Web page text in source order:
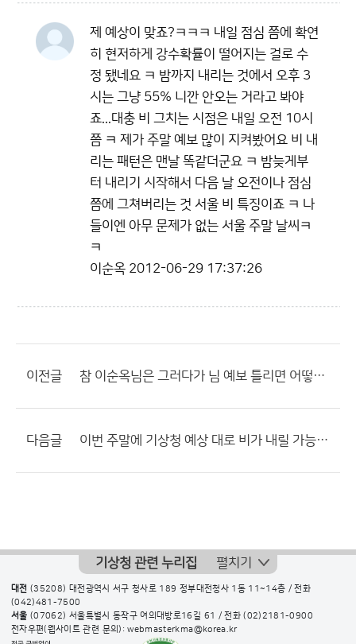
제 예상이 맞죠?ㅋㅋㅋ 내일 점심 쯤에 확연
히 현저하게 강수확률이 떨어지는 걸로 수
정 됐네요 ㅋ 밤까지 내리는 것에서 오후 3
시는 그냥 55% 니깐 안오는 거라고 봐야
죠...대충 비 그치는 시점은 내일 오전 10시
쯤 ㅋ 제가 주말 예보 많이 지켜봤어요 비 내
리는 패턴은 맨날 똑같더군요 ㅋ 밤늦게부
터 내리기 시작해서 다음 날 오전이나 점심
쯤에 그쳐버리는 것 서울 비 특징이죠 ㅋ 나
들이엔 아무 문제가 없는 서울 주말 날씨ㅋ
ㅋ
이순옥 2012-06-29 17:37:26
이전글 참 이순옥님은 그러다가 님 예보 틀리면 어떻하실려고?????
다음글 이번 주말에 기상청 예상 대로 비가 내릴 가능성 높겠네요?
기상청 관련 누리집 펼치기
대전 (35208) 대전광역시 서구 청사로 189 정부대전청사 1동 11~14층 / 전화
(042)481-7500
서울 (07062) 서울특별시 동작구 여의대방로16길 61 / 전화(02)2181-0900
전자우편(웹사이트 관련 문의): webmasterkma@korea.kr